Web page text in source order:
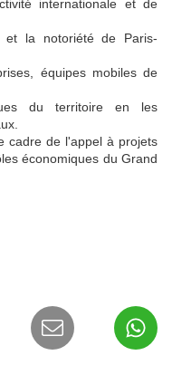
internationale et de
et la notoriété de Paris-
équipes mobiles de
du territoire en les
cadre de l'appel à projets
économiques du Grand